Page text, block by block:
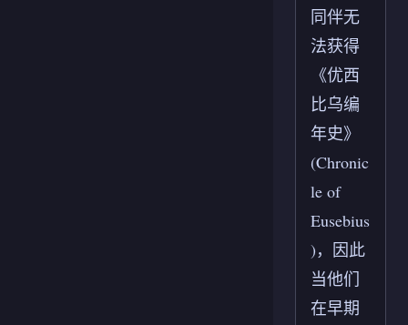
同伴无
法获得
《优西
比乌编
年史》
(Chronic
le of
Eusebius
)，因此
当他们
在早期